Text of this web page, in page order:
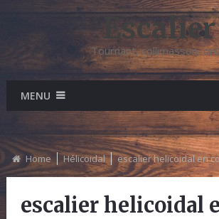
Escalier
Tournant, collimasson,
MENU
Home Hélicoidal escalier helicoidal en
escalier helicoidal